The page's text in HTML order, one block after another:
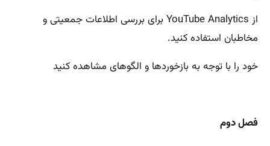
از YouTube Analytics برای بررسی اطلاعات جمعیتی و
مخاطبان استفاده کنید.
خود را با توجه به بازخوردها و الگوهای مشاهده کنید
فصل دوم